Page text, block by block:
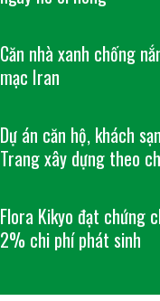
Căn nhà xanh chống
mạc Iran
Dự án căn hộ, khách
Trang xây dựng theo
Flora Kikyo đạt chứng
2% chi phí phát sinh